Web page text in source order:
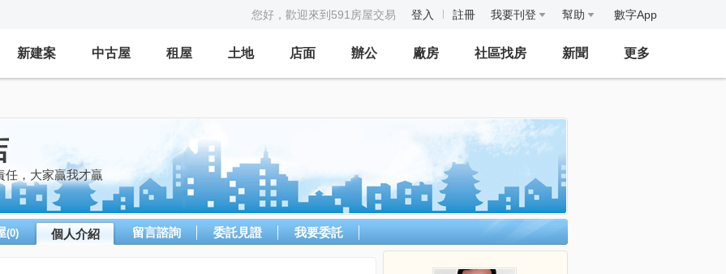
您好，歡迎來到591房屋交易 登入 註冊 我要刊登 幫助 數字App
新建案 中古屋 租屋 土地 店面 辦公 廠房 社區找房 新聞 更多
任，大家贏我才贏
(0) 個人介紹 留言諮詢 委託見證 我要委託